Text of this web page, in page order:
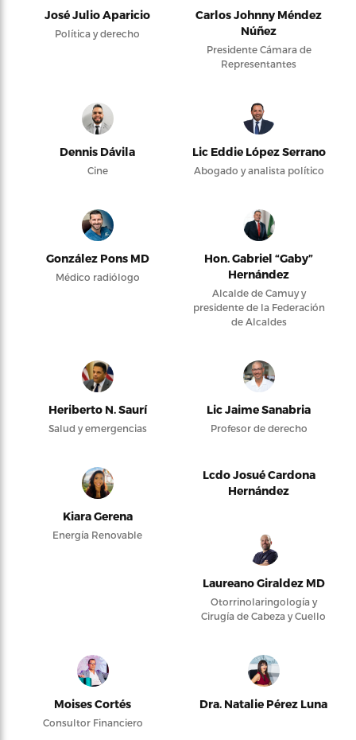
José Julio Aparicio
Política y derecho
Carlos Johnny Méndez
Núñez
Presidente Cámara de
Representantes
Dennis Dávila
Cine
Lic Eddie López Serrano
Abogado y analista político
González Pons MD
Médico radiólogo
Hon. Gabriel “Gaby”
Hernández
Alcalde de Camuy y
presidente de la Federación
de Alcaldes
Heriberto N. Saurí
Salud y emergencias
Lic Jaime Sanabria
Profesor de derecho
Kiara Gerena
Energía Renovable
Lcdo Josué Cardona
Hernández
Laureano Giraldez MD
Otorrinolaringología y
Cirugía de Cabeza y Cuello
Moises Cortés
Consultor Financiero
Dra. Natalie Pérez Luna